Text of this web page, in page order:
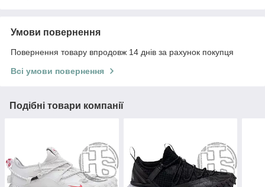
Умови повернення
Повернення товару впродовж 14 днів за рахунок покупця
Всі умови повернення
Подібні товари компанії